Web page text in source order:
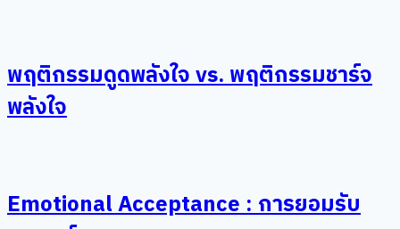
พฤติกรรมดูดพลังใจ vs. พฤติกรรมชาร์จ
พลังใจ
Emotional Acceptance : การยอมรับ